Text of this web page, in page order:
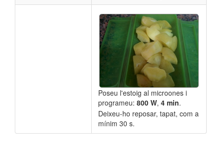
Poseu l'estoig al microones i
programeu: 800 W, 4 min.
Deixeu-ho reposar, tapat, com a
mínim 30 s.